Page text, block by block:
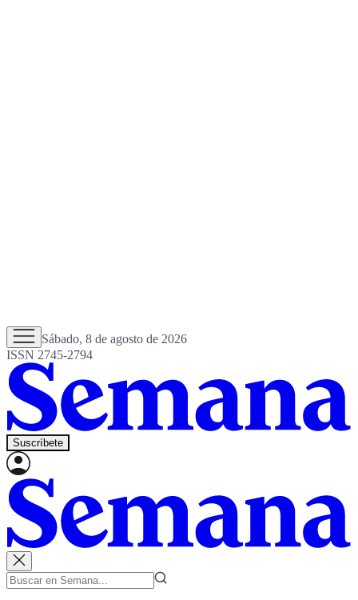
Sábado, 8 de agosto de 2026
ISSN 2745-2794
Suscríbete